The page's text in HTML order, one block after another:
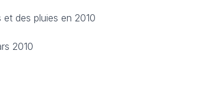
des pluies en 2010
2010